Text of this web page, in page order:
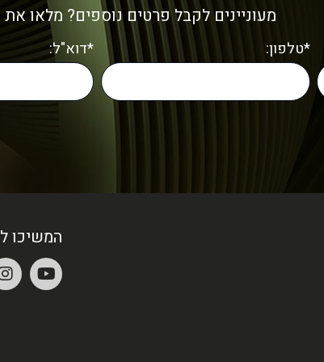
מעוניינים לקבל פרטים נוספים? מלאו
*טלפון: *דוא"ל:
המשיכו